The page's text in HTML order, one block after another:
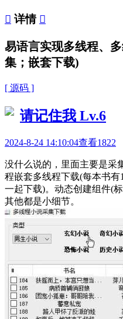
 详情 
易语言实现多线程、
集；嵌套下载)
[ 源码 ]
请记住我 Lv.6
2024-8-24 14:10:04查看1822
没什么说的，里面主要是采
程嵌套多线程下载(每本书
一起下载)。动态创建组件(
其他都是小细节。